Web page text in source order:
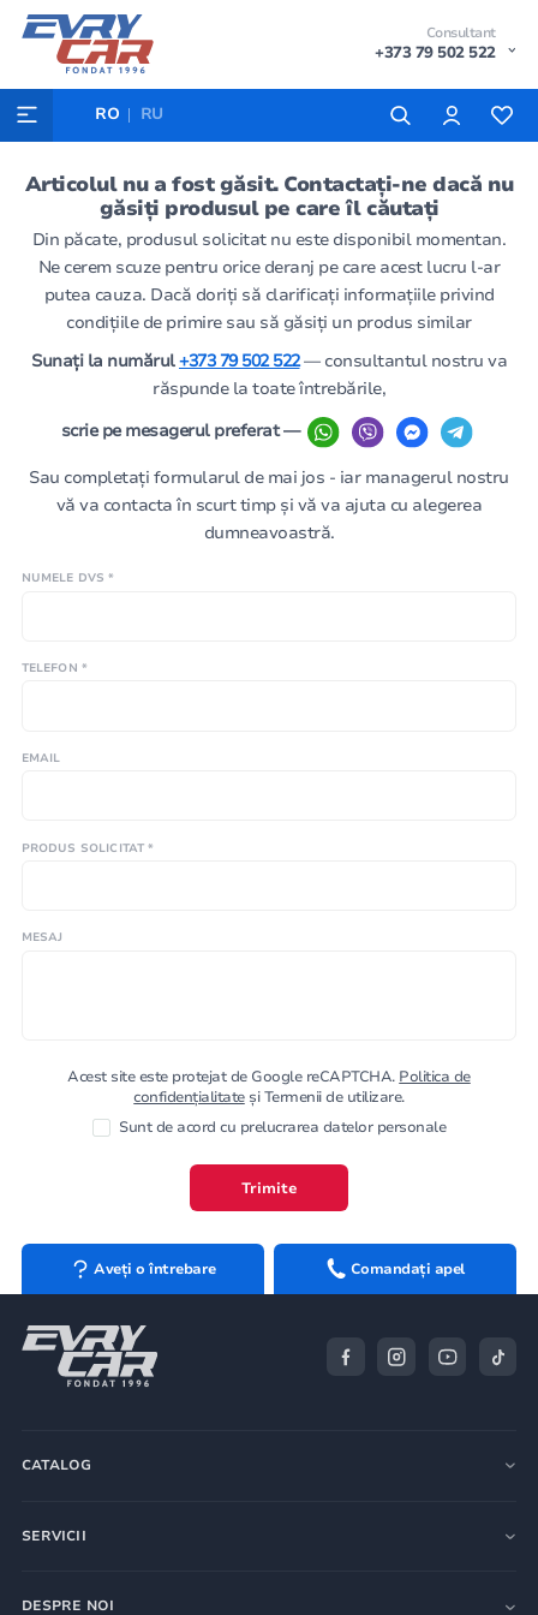
Consultant
+373 79 502 522
RO RU
Articolul nu a fost găsit. Contactați-ne dacă nu
găsiți produsul pe care îl căutați
Din păcate, produsul solicitat nu este disponibil momentan.
Ne cerem scuze pentru orice deranj pe care acest lucru l-ar
putea cauza. Dacă doriți să clarificați informațiile privind
condițiile de primire sau să găsiți un produs similar
Sunați la numărul+373 79 502 522— consultantul nostru va
răspunde la toate întrebările,
scrie pe mesagerul preferat —
Sau completați formularul de mai jos - iar managerul nostru
vă va contacta în scurt timp și vă va ajuta cu alegerea
dumneavoastră.
NUMELE DVS *
TELEFON *
EMAIL
PRODUS SOLICITAT *
MESAJ
Acest site este protejat de Google reCAPTCHA. Politica de
confidențialitateși Termenii de utilizare.
Sunt de acord cu prelucrarea datelor personale
Trimite
Aveți o întrebare Comandați apel
CATALOG
SERVICII
DESPRE NOI